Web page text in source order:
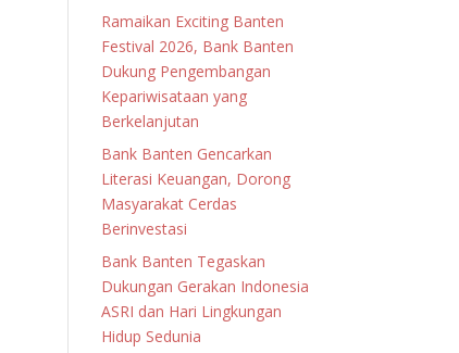
Ramaikan Exciting Banten
Festival 2026, Bank Banten
Dukung Pengembangan
Kepariwisataan yang
Berkelanjutan
Bank Banten Gencarkan
Literasi Keuangan, Dorong
Masyarakat Cerdas
Berinvestasi
Bank Banten Tegaskan
Dukungan Gerakan Indonesia
ASRI dan Hari Lingkungan
Hidup Sedunia